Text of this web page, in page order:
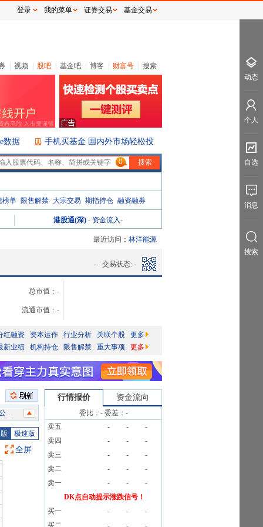
视频 股吧 基金吧 博客 财富号 搜索
数据 手机买基金 国内外市场轻松投
0
榜单 限售解禁 大宗交易 期指持仓 融资融券
港股通(深) - 资金流入-
最近访问： 林洋能源
- 交易状态: -
总市值： -
流通市值： -
红融资 资本运作 行业分析 关联个股
更多
新业绩
机构持仓 限售解禁 重大事项 更多
极速版
全屏
行情报价 资金流向
委比： -委差： -
卖五
- -
-
卖四
- -
-
卖三
- -
-
卖二
- -
-
卖一
- -
-
DK点自动提示涨跌信号！
买一
- -
-
买二
- - -
登录 我的菜单 证券交易 基金交易
动态
个人
自选
消息
搜索